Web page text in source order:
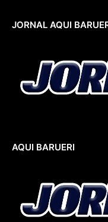
JORNAL AQUI
AQUI BARUERI